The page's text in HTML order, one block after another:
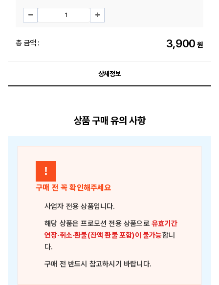
총 금액 : 3,900 원
상세정보
상품 구매 유의 사항
!
구매 전 꼭 확인해주세요
사업자 전용 상품입니다.
해당 상품은프로모션 전용 상품으로유효기간
연장·취소·환불(잔액 환불 포함)이 불가능합니
다.
구매 전 반드시 참고하시기 바랍니다.